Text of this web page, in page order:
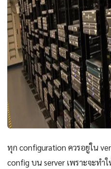
ทุก configuration ควรอยู่ใน
config บน server เพราะจะทำ